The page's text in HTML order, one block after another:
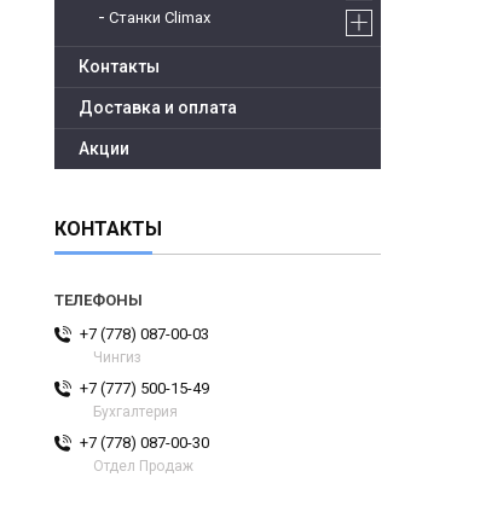
Станки Climax
Контакты
Доставка и оплата
Акции
КОНТАКТЫ
+7 (778) 087-00-03
Чингиз
+7 (777) 500-15-49
Бухгалтерия
+7 (778) 087-00-30
Отдел Продаж